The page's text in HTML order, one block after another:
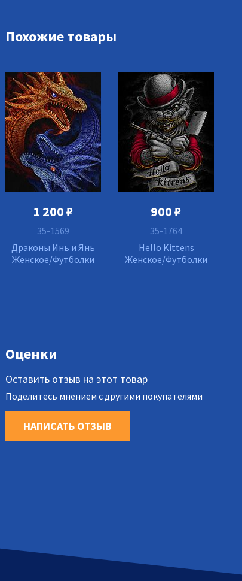
Похожие товары
1 200₽
35-1569
Драконы Инь и Янь
Женское/Футболки
900₽
35-1764
Hello Kittens
Женское/Футболки
Оценки
Оставить отзыв на этот товар
Поделитесь мнением с другими покупателями
НАПИСАТЬ ОТЗЫВ